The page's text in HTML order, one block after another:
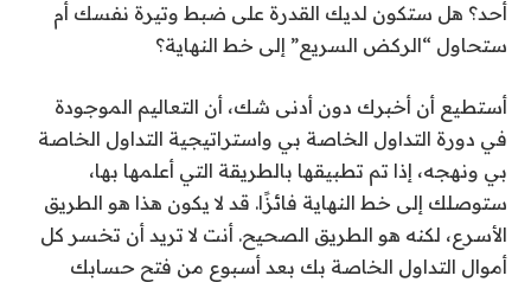
أحد؟ هل ستكون لديك القدرة على ضبط وتيرة نفسك أم
ستحاول “الركض السريع” إلى خط النهاية؟
أستطيع أن أخبرك دون أدنى شك، أن التعاليم الموجودة
في دورة التداول الخاصة بي واستراتيجية التداول الخاصة
بي ونهجه، إذا تم تطبيقها بالطريقة التي أعلمها بها،
ستوصلك إلى خط النهاية فائزًا. قد لا يكون هذا هو الطريق
الأسرع، لكنه هو الطريق الصحيح. أنت لا تريد أن تخسر كل
أموال التداول الخاصة بك بعد أسبوع من فتح حسابك